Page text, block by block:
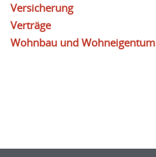
Versicherung
Verträge
Wohnbau und Wohneigentum